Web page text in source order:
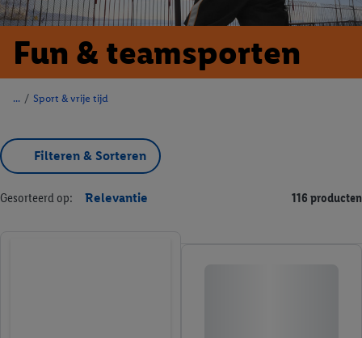
Fun & teamsporten
/ Sport & vrije tijd
Filteren & Sorteren
Gesorteerd op: Relevantie 116 producten